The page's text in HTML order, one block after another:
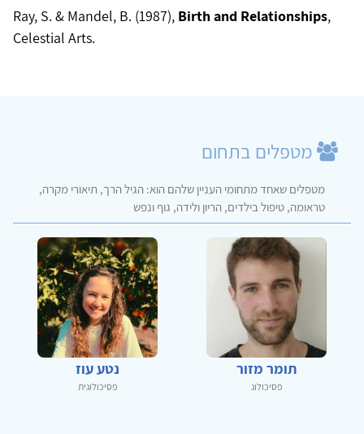
Ray, S. & Mandel, B. (1987), Birth and Relationships,
Celestial Arts.
מטפלים בתחום
מטפלים שאחד מתחומי העניין שלהם הוא: הגיל הרך, תיאורי מקרה,
טראומה, טיפול בילדים, הריון ולידה, גוף ונפש
תומר מזור
פסיכולוג
נטע עוז
פסיכולוגית